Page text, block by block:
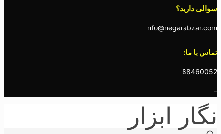
سوالی دارید؟
info@negarabzar.com
تماس با ما:
88460052
–
نگار ابزار